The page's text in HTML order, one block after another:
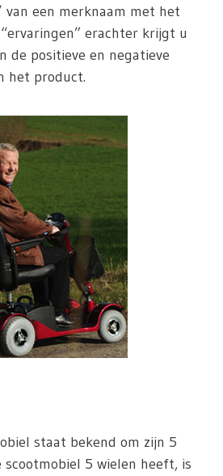
van een merknaam met het
erachter krijgt u
de positieve en negatieve
het product.
staat bekend om zijn 5
scootmobiel 5 wielen heeft, is